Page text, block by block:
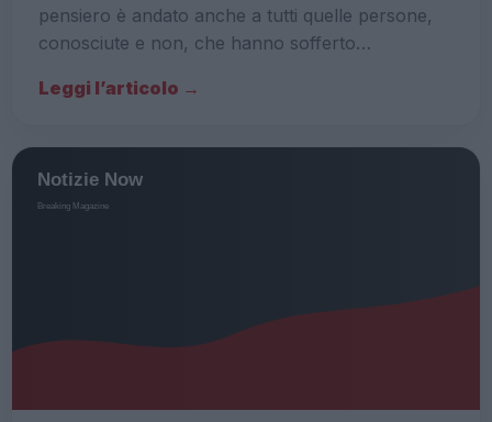
pensiero è andato anche a tutti quelle persone,
conosciute e non, che hanno sofferto…
Leggi l’articolo →